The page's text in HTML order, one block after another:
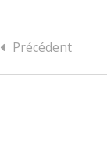
Précédent